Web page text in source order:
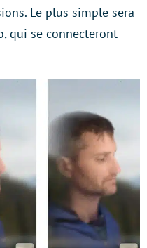
Le plus simple sera
qui se connecteront